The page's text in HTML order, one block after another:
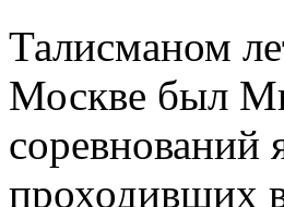
Талисманом
Москве был
проходивших